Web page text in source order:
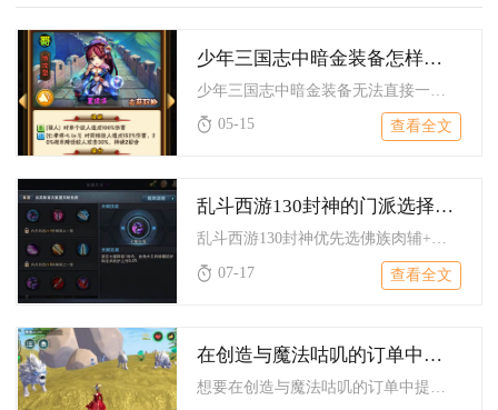
少年三国志中暗金装备怎样转化为彩金装备
05-15
查看全文
乱斗西游130封神的门派选择有何建议
乱斗西游130封神优先选佛族肉辅+妖族物理爆发+仙族法术控制...
07-17
查看全文
在创造与魔法咕叽的订单中如何提高自己的排名